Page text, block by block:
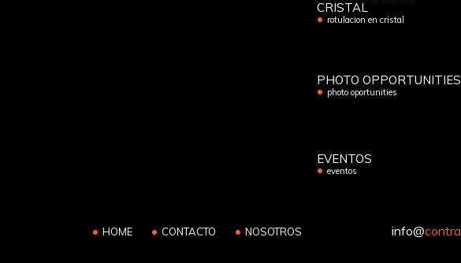
CRISTAL
rotulacion en cristal
PHOTO OPPORTUNITIES
photo oportunities
EVENTOS
eventos
HOME CONTACTO NOSOTROS info@